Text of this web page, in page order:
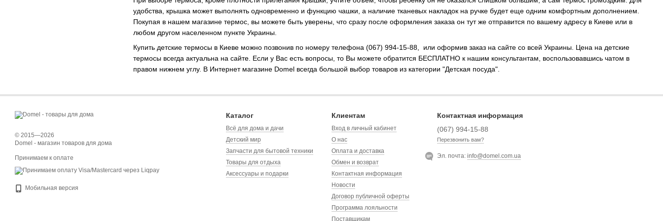
удобства, крышка может выполнять одновременно и функцию чашки, а наличие тканевых накладок на ручке будет еще одним комфортным дополнением.
Покупая в нашем магазине термос, вы можете быть уверены, что сразу после оформления заказа он тут же отправится по вашему адресу в Киеве или в
любом другом населенном пункте Украины.
Купить детские термосы в Киеве можно позвонив по номеру телефона (067) 994-15-88, или оформив заказ на сайте со всей Украины. Цена на детские
термосы всегда актуальна на сайте. Если у Вас есть вопросы, то Вы можете обратится БЕСПЛАТНО к нашим консультантам, воспользовавшись чатом в
правом нижнем углу. В Интернет магазине Domel всегда большой выбор товаров из категории "Детская посуда".
© 2015—2026
Domel - магазин товаров для дома
Принимаем к оплате
Мобильная версия
Каталог
Всё для дома и дачи
Детский мир
Запчасти для бытовой техники
Товары для отдыха
Аксессуары и подарки
Клиентам
Вход в личный кабинет
О нас
Оплата и доставка
Обмен и возврат
Контактная информация
Новости
Договор публичной оферты
Программа лояльности
Поставщикам
Контактная информация
(067) 994-15-88
Перезвонить вам?
Эл. почта:info@domel.com.ua